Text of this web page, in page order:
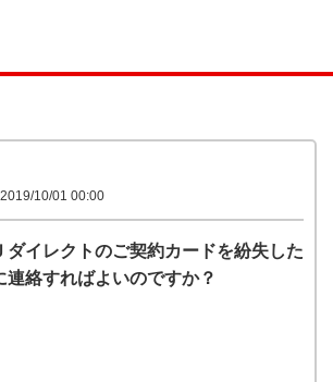
10/01 00:00
ダイレクトのご契約カードを紛失した
連絡すればよいのですか？